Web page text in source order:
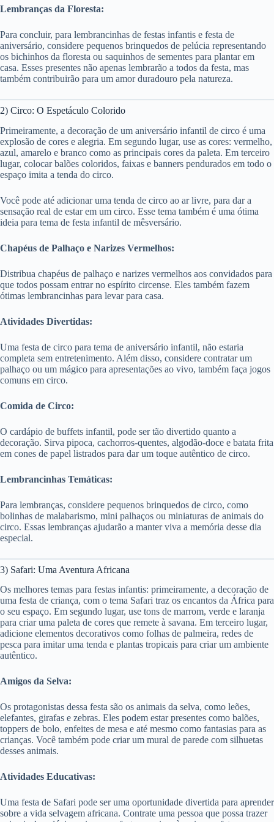
Lembranças da Floresta:
Para concluir, para lembrancinhas de festas infantis e festa de
aniversário, considere pequenos brinquedos de pelúcia representando
os bichinhos da floresta ou saquinhos de sementes para plantar em
casa. Esses presentes não apenas lembrarão a todos da festa, mas
também contribuirão para um amor duradouro pela natureza.
2) Circo: O Espetáculo Colorido
Primeiramente, a decoração de um aniversário infantil de circo é uma
explosão de cores e alegria. Em segundo lugar, use as cores: vermelho,
azul, amarelo e branco como as principais cores da paleta. Em terceiro
lugar, colocar balões coloridos, faixas e banners pendurados em todo o
espaço imita a tenda do circo.
Você pode até adicionar uma tenda de circo ao ar livre, para dar a
sensação real de estar em um circo. Esse tema também é uma ótima
ideia para tema de festa infantil de mêsversário.
Chapéus de Palhaço e Narizes Vermelhos:
Distribua chapéus de palhaço e narizes vermelhos aos convidados para
que todos possam entrar no espírito circense. Eles também fazem
ótimas lembrancinhas para levar para casa.
Atividades Divertidas:
Uma festa de circo para tema de aniversário infantil, não estaria
completa sem entretenimento. Além disso, considere contratar um
palhaço ou um mágico para apresentações ao vivo, também faça jogos
comuns em circo.
Comida de Circo:
O cardápio de buffets infantil, pode ser tão divertido quanto a
decoração. Sirva pipoca, cachorros-quentes, algodão-doce e batata frita
em cones de papel listrados para dar um toque autêntico de circo.
Lembrancinhas Temáticas:
Para lembranças, considere pequenos brinquedos de circo, como
bolinhas de malabarismo, mini palhaços ou miniaturas de animais do
circo. Essas lembranças ajudarão a manter viva a memória desse dia
especial.
3) Safari: Uma Aventura Africana
Os melhores temas para festas infantis: primeiramente, a decoração de
uma festa de criança, com o tema Safari traz os encantos da África para
o seu espaço. Em segundo lugar, use tons de marrom, verde e laranja
para criar uma paleta de cores que remete à savana. Em terceiro lugar,
adicione elementos decorativos como folhas de palmeira, redes de
pesca para imitar uma tenda e plantas tropicais para criar um ambiente
autêntico.
Amigos da Selva:
Os protagonistas dessa festa são os animais da selva, como leões,
elefantes, girafas e zebras. Eles podem estar presentes como balões,
toppers de bolo, enfeites de mesa e até mesmo como fantasias para as
crianças. Você também pode criar um mural de parede com silhuetas
desses animais.
Atividades Educativas:
Uma festa de Safari pode ser uma oportunidade divertida para aprender
sobre a vida selvagem africana. Contrate uma pessoa que possa trazer